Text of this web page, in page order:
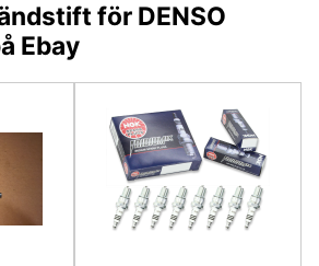
för DENSO
Ebay